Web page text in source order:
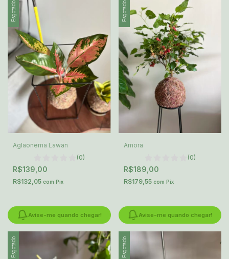
Esgotado
Aglaonema Lawan
(0)
R$139,00
R$132,05 com Pix
Avise-me quando chegar!
Esgotado
Amora
(0)
R$189,00
R$179,55 com Pix
Avise-me quando chegar!
Esgotado Esgotado